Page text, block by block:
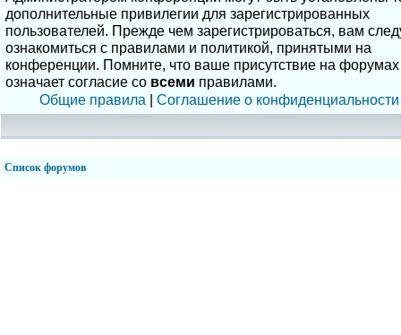
дополнительные привилегии для зарегистрированных
пользователей. Прежде чем зарегистрироваться, вам
ознакомиться с правилами и политикой, принятыми на
конференции. Помните, что ваше присутствие на форумах
означает согласие со всеми правилами.
Общие правила | Соглашение о конфиденциальности
Список форумов